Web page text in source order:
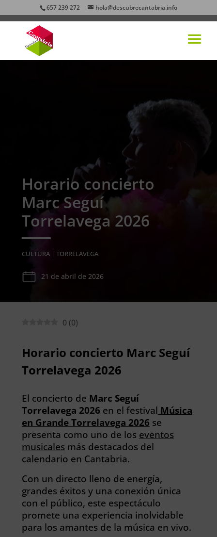
657 239 272 hola@descubrecantabria.info
Horario concierto
Marc Seguí
Torrelavega 2026
CULTURA| TORRELAVEGA
21 de abril de 2026
0 (0)
Horario concierto Marc Seguí
Torrelavega 2026
El concierto de Marc Seguí
Torrelavega 2026 en el festival Música
en Grande Torrelavega 2026 se
presenta como uno de los eventos
musicales más destacados del
calendario en Cantabria.
Con un directo lleno de energía,
grandes éxitos y una conexión única
con el público, este espectáculo
promete una experiencia inolvidable
para los amantes de la música en vivo.